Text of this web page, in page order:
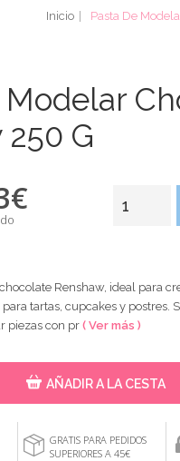
Inicio Pasta De
Modelar
G
€
Renshaw, ideal para
tartas, cupcakes y postres.
piezas con pr ( Ver más )
AÑADIR A LA CESTA
GRATIS PARA PEDIDOS
SUPERIORES A 45€